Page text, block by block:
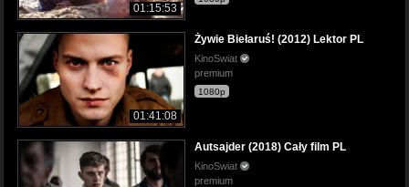
01:15:53
01:41:08
Żywie Biełaruś! (2012) Lektor PL
KinoSwiat
premium
1080p
Autsajder (2018) Cały film PL
KinoSwiat
premium